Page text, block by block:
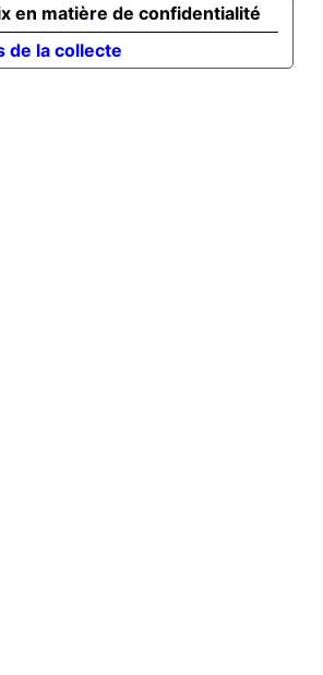
de la collecte
en matière de confidentialité